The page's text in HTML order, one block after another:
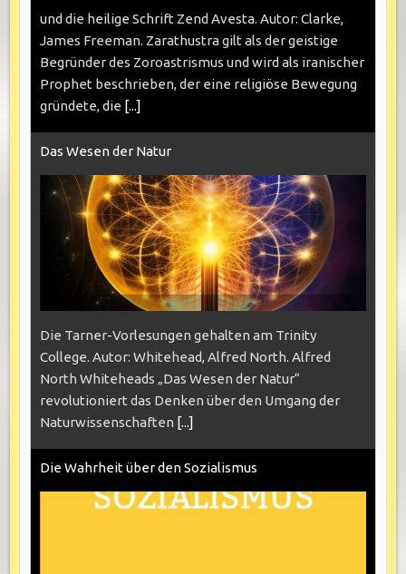
und die heilige Schrift Zend Avesta. Autor: Clarke,
James Freeman. Zarathustra gilt als der geistige
Begründer des Zoroastrismus und wird als iranischer
Prophet beschrieben, der eine religiöse Bewegung
gründete, die [...]
Das Wesen der Natur
Die Tarner-Vorlesungen gehalten am Trinity
College. Autor: Whitehead, Alfred North. Alfred
North Whiteheads „Das Wesen der Natur“
revolutioniert das Denken über den Umgang der
Naturwissenschaften [...]
Die Wahrheit über den Sozialismus